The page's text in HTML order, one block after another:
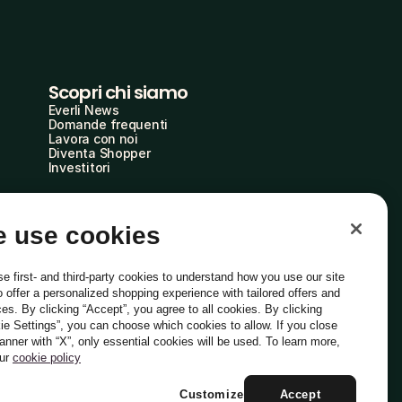
Scopri chi siamo
Everli News
Domande frequenti
Lavora con noi
Diventa Shopper
Investitori
Italiano
use cookies
first- and third-party cookies to understand how you use our site
offer a personalized shopping experience with tailored offers and
By clicking “Accept”, you agree to all cookies. By clicking
Settings”, you can choose which cookies to allow. If you close
with “X”, only essential cookies will be used. To learn more,
cookie policy
Accept
Customize